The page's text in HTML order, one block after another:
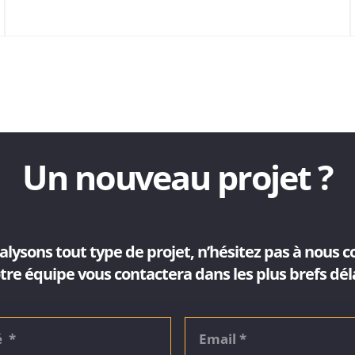
Un nouveau projet ?
tout type de projet, n’hésitez pas à nous
équipe vous contactera dans les plus brefs